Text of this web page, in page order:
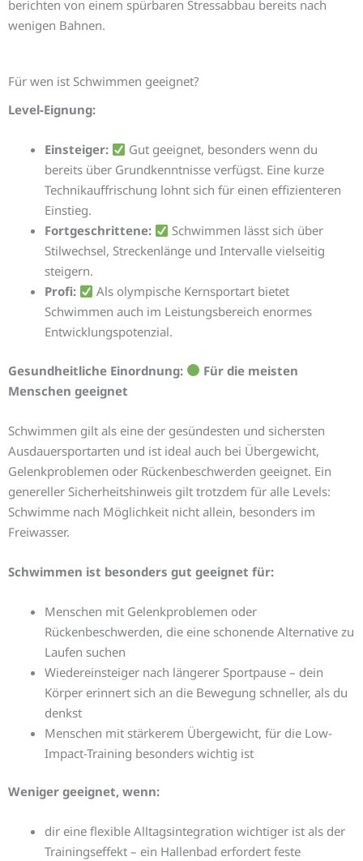
berichten von einem spürbaren Stressabbau bereits nach
wenigen Bahnen.
Für wen ist Schwimmen geeignet?
Level-Eignung:
Einsteiger:
Gut geeignet, besonders wenn du
bereits über Grundkenntnisse verfügst. Eine kurze
Technikauffrischung lohnt sich für einen effizienteren
Einstieg.
Fortgeschrittene:
Schwimmen lässt sich über
Stilwechsel, Streckenlänge und Intervalle vielseitig
steigern.
Profi:
Als olympische Kernsportart bietet
Schwimmen auch im Leistungsbereich enormes
Entwicklungspotenzial.
Gesundheitliche Einordnung:
Für die meisten
Menschen geeignet
Schwimmen gilt als eine der gesündesten und sichersten
Ausdauersportarten und ist ideal auch bei Übergewicht,
Gelenkproblemen oder Rückenbeschwerden geeignet. Ein
genereller Sicherheitshinweis gilt trotzdem für alle Levels:
Schwimme nach Möglichkeit nicht allein, besonders im
Freiwasser.
Schwimmen ist besonders gut geeignet für:
Menschen mit Gelenkproblemen oder
Rückenbeschwerden, die eine schonende Alternative zu
Laufen suchen
Wiedereinsteiger nach längerer Sportpause – dein
Körper erinnert sich an die Bewegung schneller, als du
denkst
Menschen mit stärkerem Übergewicht, für die Low-
Impact-Training besonders wichtig ist
Weniger geeignet, wenn:
dir eine flexible Alltagsintegration wichtiger ist als der
Trainingseffekt – ein Hallenbad erfordert feste